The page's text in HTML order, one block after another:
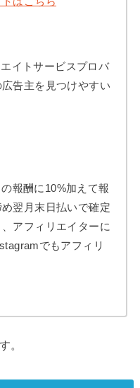
イトサービスプロバ
告主を見つけやすい
報酬に10%加えて報
翌月末日払いで確定
アフィリエイターに
でもアフィリ
。